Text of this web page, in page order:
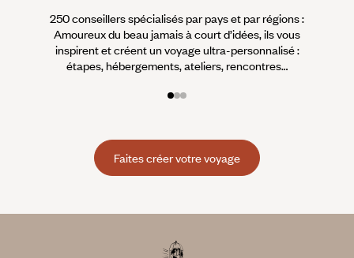
250 conseillers spécialisés par pays et par régions :
Amoureux du beau jamais à court d’idées, ils vous
inspirent et créent un voyage ultra-personnalisé :
étapes, hébergements, ateliers, rencontres…
Faites créer votre voyage